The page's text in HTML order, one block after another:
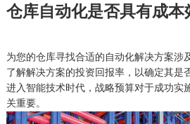
讯
方
系
式
仓库自动化是否具有成本
为您的仓库寻找合适的自动化解决方案涉
了解解决方案的投资回报率，以确定其是
进入智能技术时代，战略预算对于成功实
关重要。